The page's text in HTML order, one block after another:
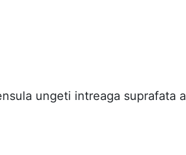
ungeti intreaga suprafata a